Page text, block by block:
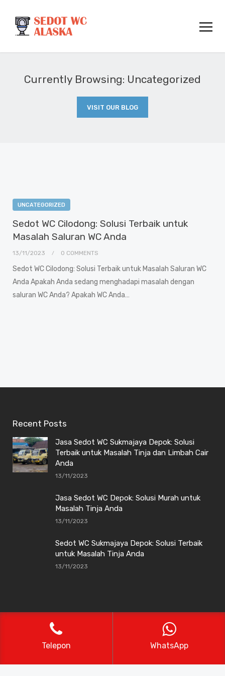
Currently Browsing: Uncategorized
VISIT OUR BLOG
UNCATEGORIZED
Sedot WC Cilodong: Solusi Terbaik untuk
Masalah Saluran WC Anda
13/11/2023 0 COMMENTS
Sedot WC Cilodong: Solusi Terbaik untuk Masalah Saluran WC
Anda Apakah Anda sedang menghadapi masalah dengan
saluran WC Anda? Apakah WC Anda…
Recent Posts
Jasa Sedot WC Sukmajaya Depok: Solusi
Terbaik untuk Masalah Tinja dan Limbah Cair
Anda
13/11/2023
Jasa Sedot WC Depok: Solusi Murah untuk
Masalah Tinja Anda
13/11/2023
Sedot WC Sukmajaya Depok: Solusi Terbaik
untuk Masalah Tinja Anda
13/11/2023
Sedot WC Depok Alaska
Telepon WhatsApp